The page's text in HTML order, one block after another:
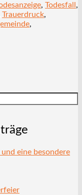
, Todesfall,
Trauerdruck,
,
eine besondere